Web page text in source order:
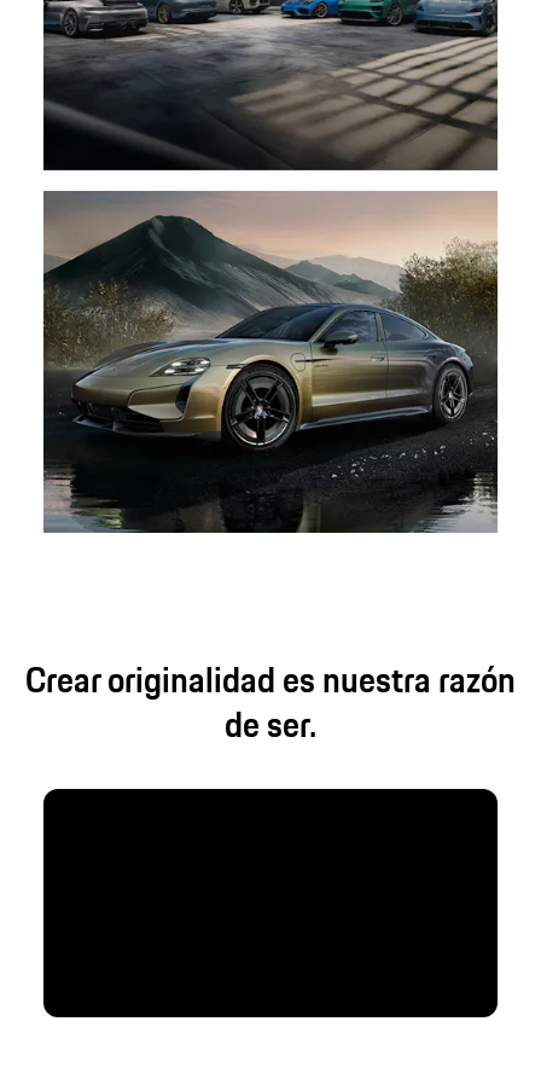
Crear originalidad es nuestra razón
de ser.